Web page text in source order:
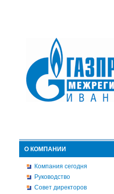
О КОМПАНИИ
Компания сегодня
Руководство
Совет директоров